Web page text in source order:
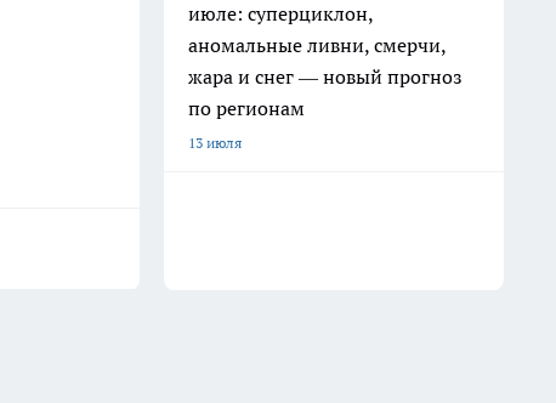
июле: суперциклон,
аномальные ливни, смерчи,
жара и снег — новый прогноз
по регионам
13 июля